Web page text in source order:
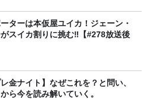
ーターは本仮屋ユイカ！ジェーン・
スイカ割りに挑む‼【#278放送後
レ金ナイト】なぜこれを？と問い、
ら今を読み解いていく。